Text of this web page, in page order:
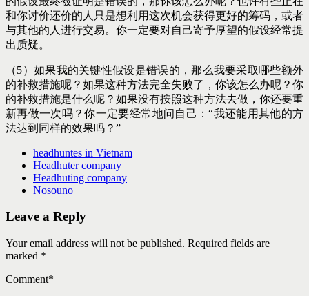
和你讨价还价的人只是想利用这次机会获得更好的筹码，或者
与其他的人进行交易。你一定要对自己寄予厚望的假设经常提
出质疑。
（5）如果我的关键性假设是错误的，那么我要采取哪些额外
的补救措施呢？如果这种方法完全失败了，你该怎么办呢？你
的补救措施是什么呢？如果没有按照这种方法去做，你还要重
新再做一次吗？你一定要经常地问自己：“我还能用其他的方
法达到同样的效果吗？”
headhuntes in Vietnam
Headhuter company
Headhuting company
Nosouno
Leave a Reply
Your email address will not be published. Required fields are
marked *
Comment*